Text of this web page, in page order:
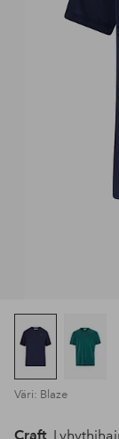
Väri: Blaze
Craft